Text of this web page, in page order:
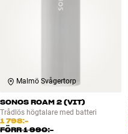
Malmö Svågertorp
SONOS ROAM 2 (VIT)
Trådlös högtalare med batteri
1 798:-
FÖRR1 990:-